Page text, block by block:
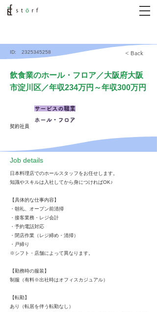
ID: 2325345258 < Back
飲食業のホール・フロア／大阪府大阪
市淀川区／年収234万円～年収300万円
契約社員
サービスの職業
ホール・フロア
​Job details
日本料理店でのホールスタッフをお任せします。
知識やスキルは入社してから身につければOK♪
【具体的な仕事内容】
・朝礼、オープン前清掃
・接客業務・レジ会計
・予約電話対応
・閉店作業（レジ締め・清掃）
・戸締り
※シフト・店舗によって異なります。
【勤務時の服装】
制服（有料※出社時はオフィスカジュアル）
【転勤】
あり（転居を伴う転勤なし）